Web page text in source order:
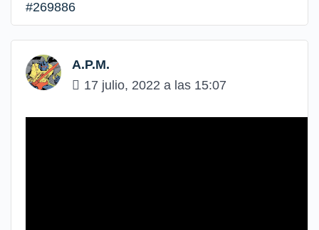
#269886
A.P.M.
17 julio, 2022 a las 15:07